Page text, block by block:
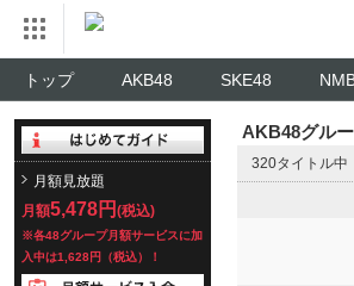
トップ AKB48 SKE48
月額見放題
月額5,478円 (税込)
※各48グループ月額サービスに加
入中は1,628円（税込）！
AKB48グル
320タイトル